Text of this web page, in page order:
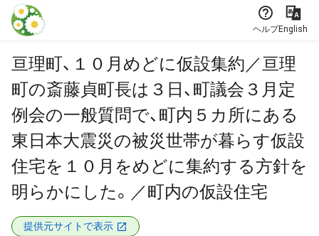
本文に飛ぶ
ヘルプEnglish
亘理町、１０月めどに仮設集約／亘理
町の斎藤貞町長は３日、町議会３月定
例会の一般質問で、町内５カ所にある
東日本大震災の被災世帯が暮らす仮設
住宅を１０月をめどに集約する方針を
明らかにした。／町内の仮設住宅
提供元サイトで表示